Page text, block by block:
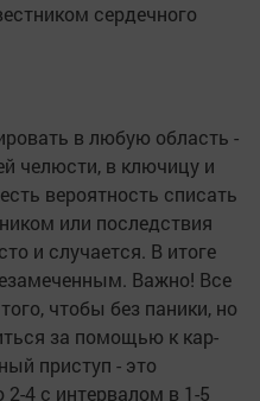
сердечного
в любую область -
челюсти, в ключицу и
вероятность списать
или последствия
и случается. В итоге
Важно! Все
чтобы без паники, но
за помощью к кар­
приступ - это
4 с интервалом в 1-5